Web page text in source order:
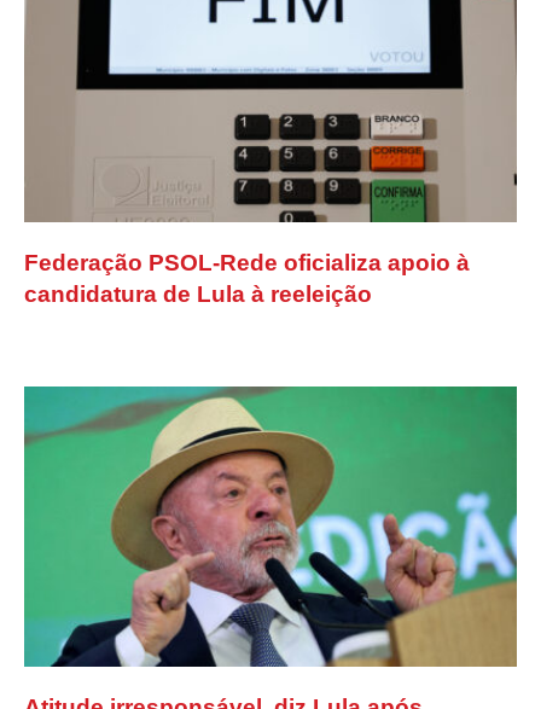
Federação PSOL-Rede oficializa apoio à
candidatura de Lula à reeleição